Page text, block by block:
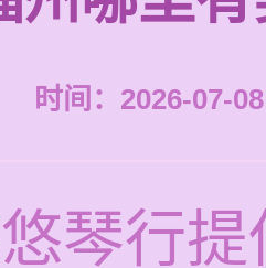
时间：2026-07-
琴行